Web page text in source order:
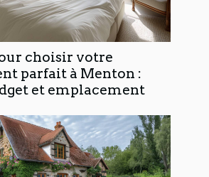
choisir votre
parfait à Menton :
et emplacement